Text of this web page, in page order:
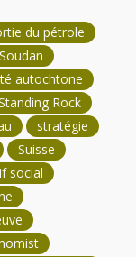
du pétrole
Soudan
autochtone
Rock
stratégie
Suisse
social